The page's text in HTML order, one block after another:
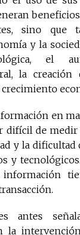
sino que
y la
el
la
en
difícil de medir
y la dificultad
y
antes
la